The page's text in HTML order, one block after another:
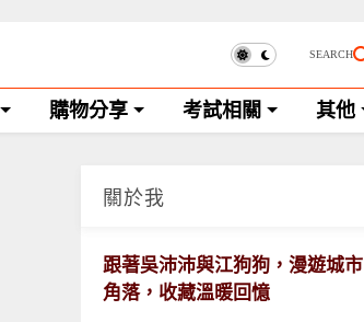
SEARCH
購物分享 考試相關 其他
關於我
跟著吳沛沛與江狗狗，漫遊城市
角落，收藏溫暖回憶